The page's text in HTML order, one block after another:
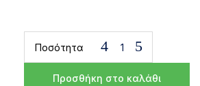
Ποσότητα
Προσθήκη στο καλάθι